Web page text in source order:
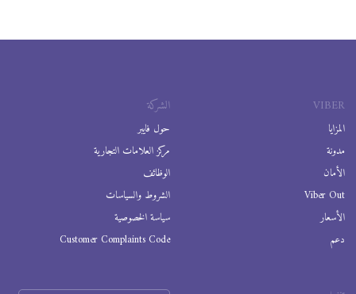
VIBER
المزايا
مدونة
الأمان
Viber Out
الأسعار
دعم
الشركة
حول فايبر
مركز العلامات التجارية
الوظائف
الشروط والسياسات
سياسة الخصوصية
Customer Complaints Code